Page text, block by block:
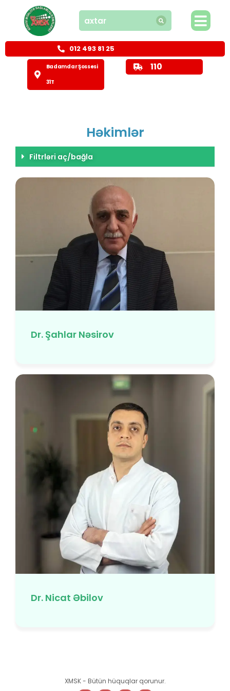
012 493 81 25
Badamdar Şossesi
31T
110
Həkimlər
Filtrləri aç/bağla
Dr. Şahlar Nəsirov
Dr. Nicat Əbilov
XMSK - Bütün hüquqlar qorunur.